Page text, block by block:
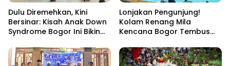
Dulu Diremehkan, Kini
Bersinar: Kisah Anak Down
Syndrome Bogor Ini Bikin
Lonjakan Pengunjung!
Kolam Renang Mila
Kencana Bogor Tembus
Lebaran